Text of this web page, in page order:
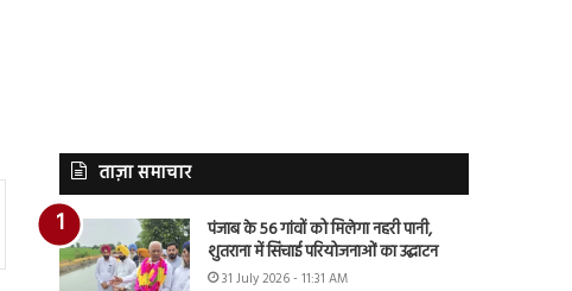
ताज़ा समाचार
पंजाब के 56 गांवों को मिलेगा नहरी पानी,
शुतराना में सिंचाई परियोजनाओं का उद्घाटन
31 July 2026 - 11:31 AM